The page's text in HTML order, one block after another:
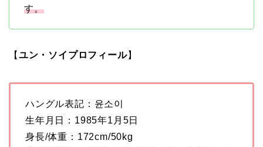
す。
【 ユン・ソイプロフィール】
ハングル表記：윤소이
生年月日：1985年1月5日
身長/体重：172cm/50kg